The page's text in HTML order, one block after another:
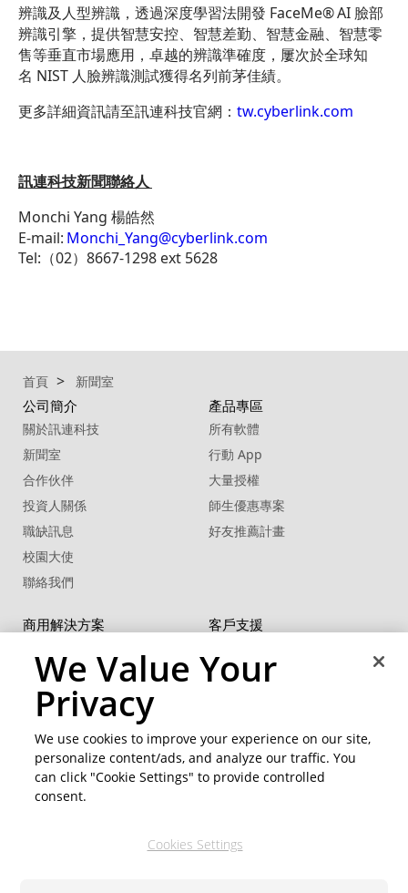
辨識及人型辨識，透過深度學習法開發 FaceMe®AI 臉部
辨識引擎，提供智慧安控、智慧差勤、智慧金融、智慧零
售等垂直市場應用，卓越的辨識準確度，屢次於全球知
名 NIST 人臉辨識測試獲得名列前茅佳績。
更多詳細資訊請至訊連科技官網： tw.cyberlink.com
訊連科技新聞聯絡人
Monchi Yang 楊皓然
E-mail: Monchi_Yang@cyberlink.com
Tel:（02）8667-1298 ext 5628
首頁 新聞室
公司簡介
關於訊連科技
新聞室
合作伙伴
投資人關係
職缺訊息
校園大使
聯絡我們
產品專區
所有軟體
行動 App
大量授權
師生優惠專案
好友推薦計畫
商用解決方案
FaceMe ®SDK
客戶支援
軟體更新
社群資源 變更地區
We Value Your
Privacy
We use cookies to improve your experience on our site,
personalize content/ads, and analyze our traffic. You
can click "Cookie Settings" to provide controlled
consent.
Cookies Settings